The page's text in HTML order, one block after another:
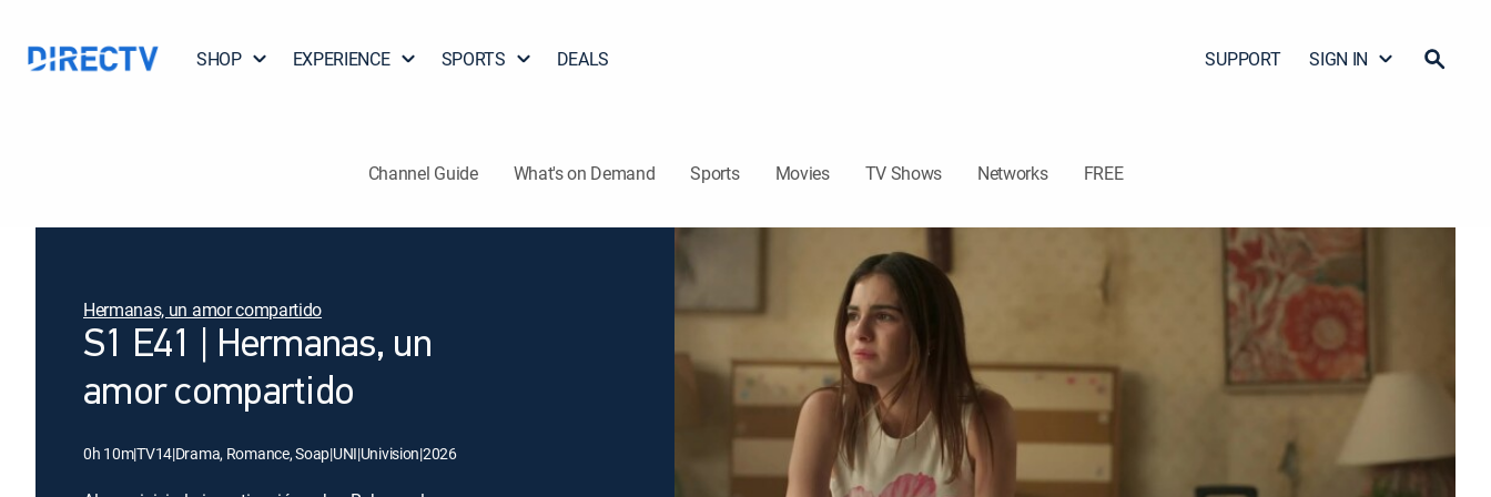
SHOP EXPERIENCE SPORTS DEALS SUPPORT SIGN IN
Channel Guide What's on Demand Sports Movies TV Shows Networks FREE
Hermanas, un amor compartido
S1 E41 | Hermanas, un
amor compartido
0h 10m|TV14|Drama, Romance, Soap|UNI|Univision|2026